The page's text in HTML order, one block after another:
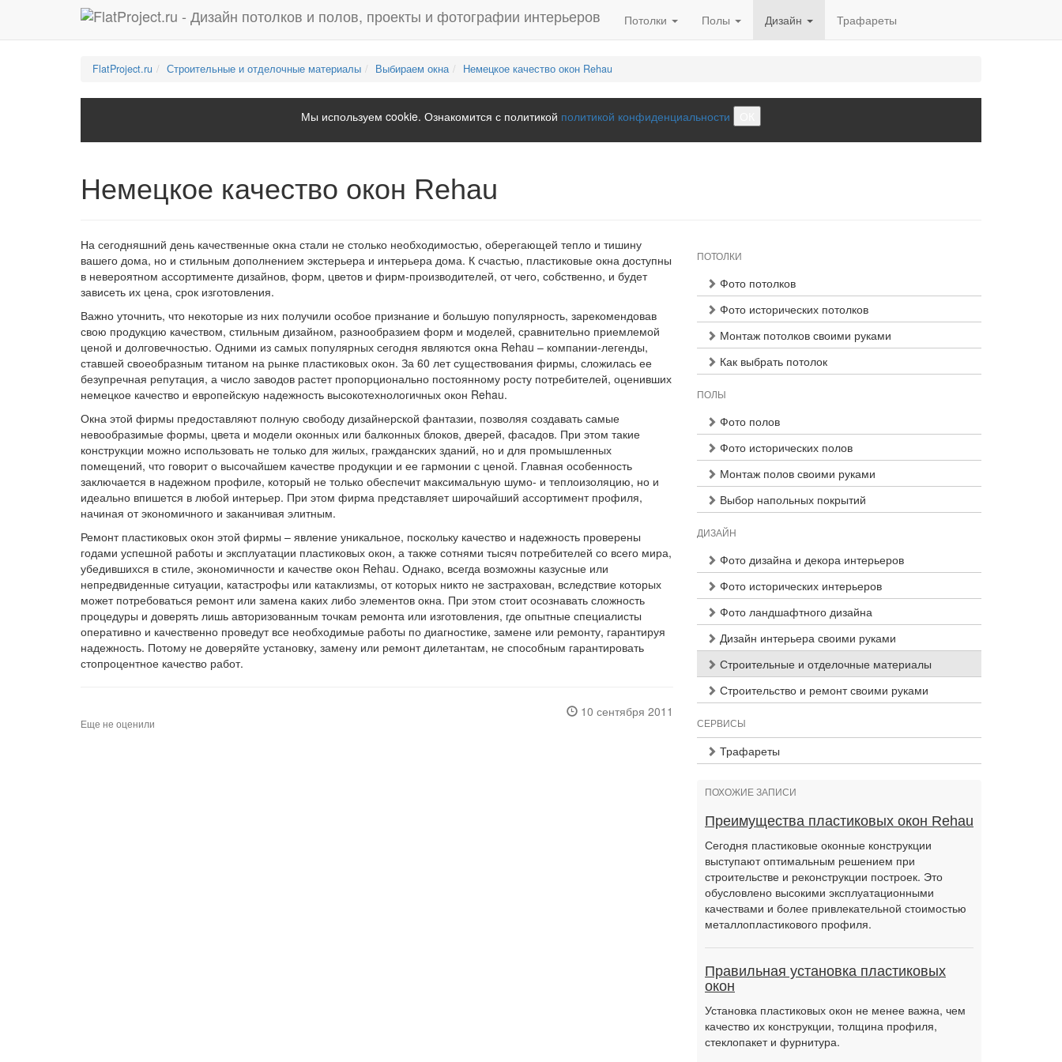
Потолки Полы Дизайн Трафареты
FlatProject.ru Строительные и отделочные материалы Выбираем окна Немецкое качество окон Rehau
Мы используем cookie. Ознакомится с политикой политикой конфиденциальности
Немецкое качество окон Rehau
На сегодняшний день качественные окна стали не столько необходимостью, оберегающей тепло и тишину
вашего дома, но и стильным дополнением экстерьера и интерьера дома. К счастью, пластиковые окна доступны
в невероятном ассортименте дизайнов, форм, цветов и фирм-производителей, от чего, собственно, и будет
зависеть их цена, срок изготовления.
Важно уточнить, что некоторые из них получили особое признание и большую популярность, зарекомендовав
свою продукцию качеством, стильным дизайном, разнообразием форм и моделей, сравнительно приемлемой
ценой и долговечностью. Одними из самых популярных сегодня являются окна Rehau – компании-легенды,
ставшей своеобразным титаном на рынке пластиковых окон. За 60 лет существования фирмы, сложилась ее
безупречная репутация, а число заводов растет пропорционально постоянному росту потребителей, оценивших
немецкое качество и европейскую надежность высокотехнологичных окон Rehau.
Окна этой фирмы предоставляют полную свободу дизайнерской фантазии, позволяя создавать самые
невообразимые формы, цвета и модели оконных или балконных блоков, дверей, фасадов. При этом такие
конструкции можно использовать не только для жилых, гражданских зданий, но и для промышленных
помещений, что говорит о высочайшем качестве продукции и ее гармонии с ценой. Главная особенность
заключается в надежном профиле, который не только обеспечит максимальную шумо- и теплоизоляцию, но и
идеально впишется в любой интерьер. При этом фирма представляет широчайший ассортимент профиля,
начиная от экономичного и заканчивая элитным.
Ремонт пластиковых окон этой фирмы – явление уникальное, поскольку качество и надежность проверены
годами успешной работы и эксплуатации пластиковых окон, а также сотнями тысяч потребителей со всего мира,
убедившихся в стиле, экономичности и качестве окон Rehau. Однако, всегда возможны казусные или
непредвиденные ситуации, катастрофы или катаклизмы, от которых никто не застрахован, вследствие которых
может потребоваться ремонт или замена каких либо элементов окна. При этом стоит осознавать сложность
процедуры и доверять лишь авторизованным точкам ремонта или изготовления, где опытные специалисты
оперативно и качественно проведут все необходимые работы по диагностике, замене или ремонту, гарантируя
надежность. Потому не доверяйте установку, замену или ремонт дилетантам, не способным гарантировать
стопроцентное качество работ.
Еще не оценили
10 сентября 2011
ПОТОЛКИ
Фото потолков
Фото исторических потолков
Монтаж потолков своими руками
Как выбрать потолок
ПОЛЫ
Фото полов
Фото исторических полов
Монтаж полов своими руками
Выбор напольных покрытий
ДИЗАЙН
Фото дизайна и декора интерьеров
Фото исторических интерьеров
Фото ландшафтного дизайна
Дизайн интерьера своими руками
Строительные и отделочные материалы
Строительство и ремонт своими руками
СЕРВИСЫ
Трафареты
ПОХОЖИЕ ЗАПИСИ
Преимущества пластиковых окон Rehau
Сегодня пластиковые оконные конструкции
выступают оптимальным решением при
строительстве и реконструкции построек. Это
обусловлено высокими эксплуатационными
качествами и более привлекательной стоимостью
металлопластикового профиля.
Правильная установка пластиковых
окон
Установка пластиковых окон не менее важна, чем
качество их конструкции, толщина профиля,
стеклопакет и фурнитура.